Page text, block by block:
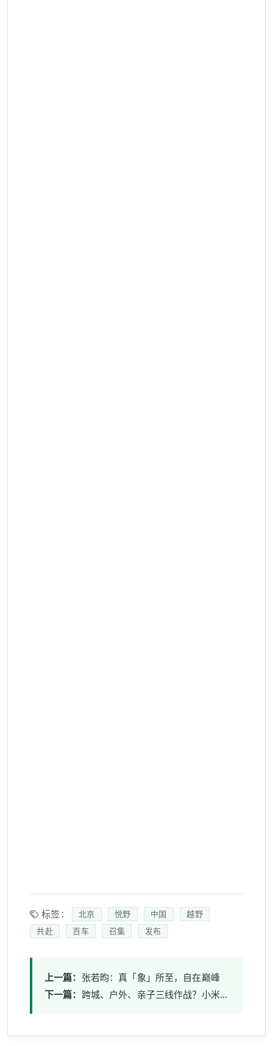
标签： 北京 悦野 中国
越野
共赴
百车 召集 发布
上一篇： 张若昀：真「象」所至，自在巅峰
下一篇： 跨城、户外、亲子三线作战？小米运动对讲机如何实现全域通信